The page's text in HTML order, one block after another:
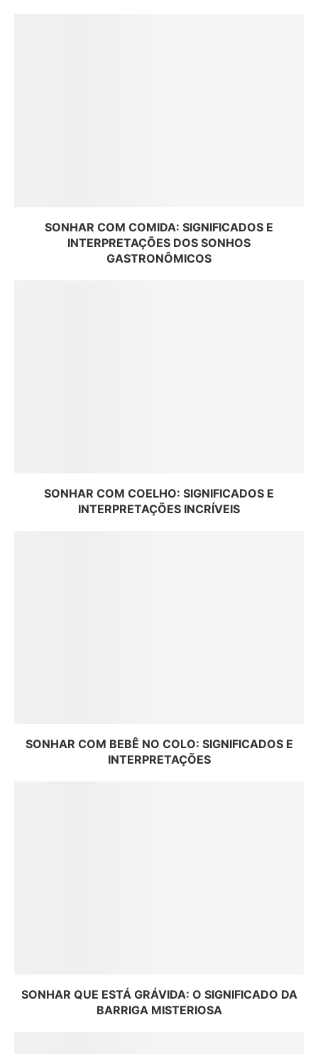
SONHAR COM COMIDA: SIGNIFICADOS E
INTERPRETAÇÕES DOS SONHOS
GASTRONÔMICOS
SONHAR COM COELHO: SIGNIFICADOS E
INTERPRETAÇÕES INCRÍVEIS
SONHAR COM BEBÊ NO COLO: SIGNIFICADOS E
INTERPRETAÇÕES
SONHAR QUE ESTÁ GRÁVIDA: O SIGNIFICADO DA
BARRIGA MISTERIOSA